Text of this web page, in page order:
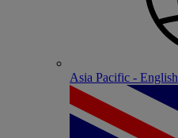
Asia Pacific - English